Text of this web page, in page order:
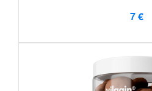
7 €